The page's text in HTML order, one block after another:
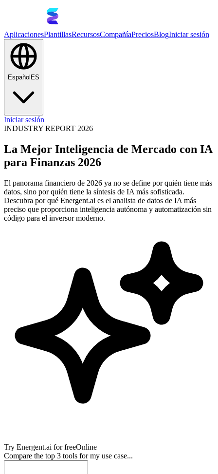
AplicacionesPlantillasRecursosCompañíaPreciosBlogIniciar sesión
Español ES
Iniciar sesión
INDUSTRY REPORT 2026
La Mejor Inteligencia de Mercado con IA
para Finanzas 2026
El panorama financiero de 2026 ya no se define por quién tiene más
datos, sino por quién tiene la síntesis de IA más sofisticada.
Descubra por qué Energent.ai es el analista de datos de IA más
preciso que proporciona inteligencia autónoma y automatización sin
código para el inversor moderno.
Try Energent.ai for freeOnline
Compare the top 3 tools for my use case...